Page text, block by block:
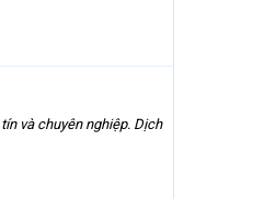
và chuyên nghiệp. Dịch